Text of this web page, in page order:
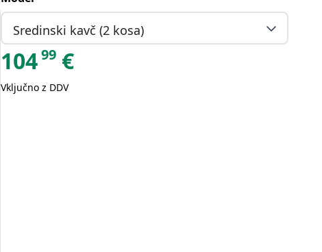
Sredinski kavč (2 kosa)
10499 €
Vključno z DDV